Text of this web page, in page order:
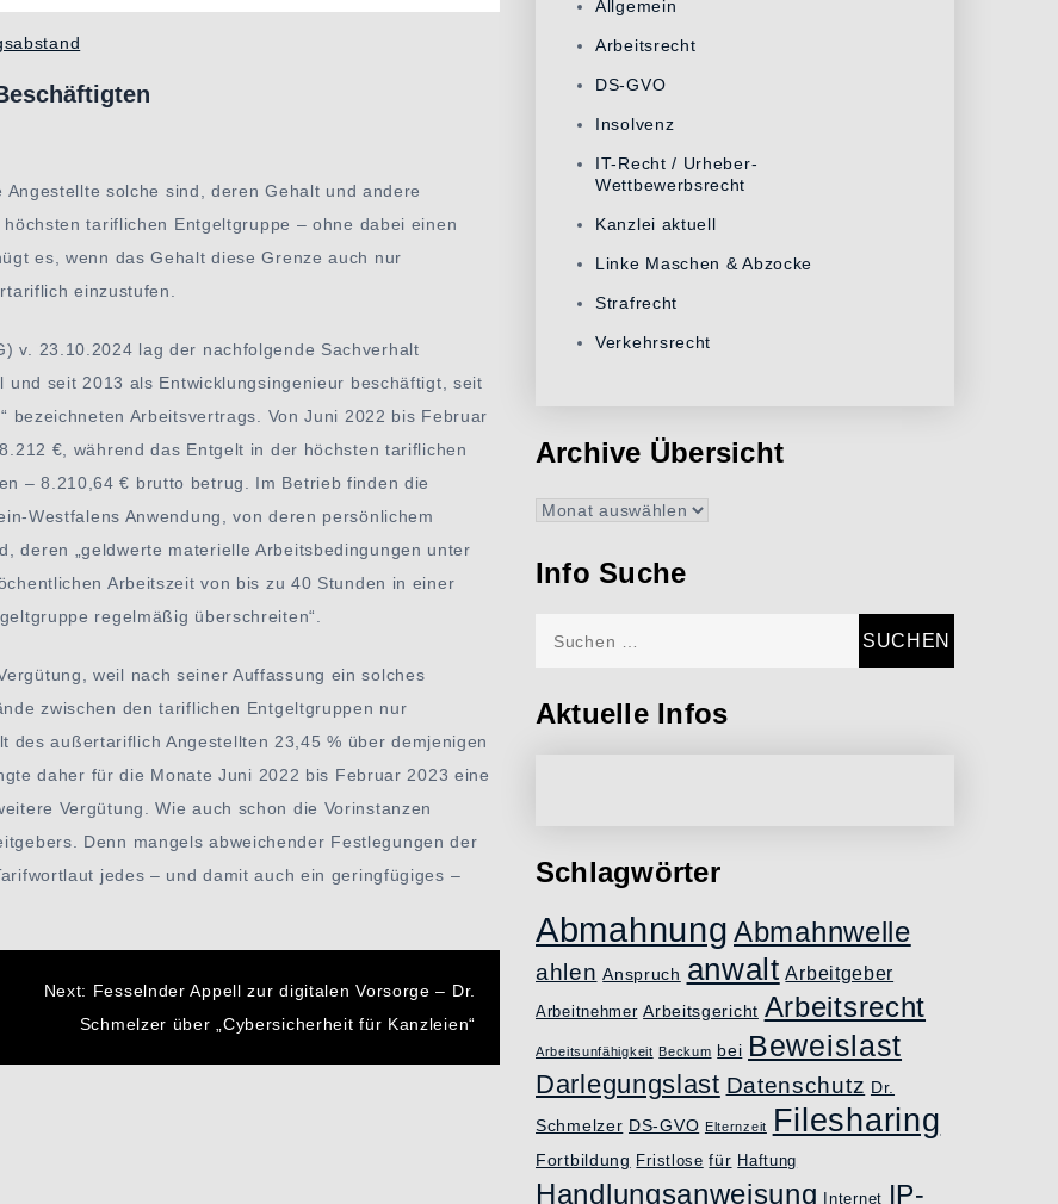
solche sind, deren Gehalt und andere
tariflichen Entgeltgruppe – ohne dabei einen
es, wenn das Gehalt diese Grenze auch nur
einzustufen.
v. 23.10.2024 lag der nachfolgende Sachverhalt
seit 2013 als Entwicklungsingenieur beschäftigt, seit
Arbeitsvertrags. Von Juni 2022 bis Februar
€, während das Entgelt in der höchsten tariflichen
– 8.210,64 € brutto betrug. Im Betrieb finden die
Westfalens Anwendung, von deren persönlichem
deren „geldwerte materielle Arbeitsbedingungen unter
Arbeitszeit von bis zu 40 Stunden in einer
regelmäßig überschreiten“.
weil nach seiner Auffassung ein solches
zwischen den tariflichen Entgeltgruppen nur
des außertariflich Angestellten 23,45 % über demjenigen
daher für die Monate Juni 2022 bis Februar 2023 eine
Vergütung. Wie auch schon die Vorinstanzen
Denn mangels abweichender Festlegungen der
jedes – und damit auch ein geringfügiges –
Next: Fesselnder Appell zur digitalen Vorsorge – Dr.
Schmelzer über „Cybersicherheit für Kanzleien“
Allgemein
Arbeitsrecht
DS-GVO
Insolvenz
IT-Recht / Urheber-
Wettbewerbsrecht
Kanzlei aktuell
Linke Maschen & Abzocke
Strafrecht
Verkehrsrecht
Archive Übersicht
Archive
Info Suche
Aktuelle Infos
Schlagwörter
Abmahnung Abmahnwelle
ahlen Anspruch anwalt Arbeitgeber
Arbeitnehmer Arbeitsgericht Arbeitsrecht
Arbeitsunfähigkeit Beckum bei Beweislast
Darlegungslast Datenschutz Dr.
Schmelzer DS-GVO Elternzeit Filesharing
Fortbildung Fristlose für Haftung
Handlungsanweisung Internet IP-